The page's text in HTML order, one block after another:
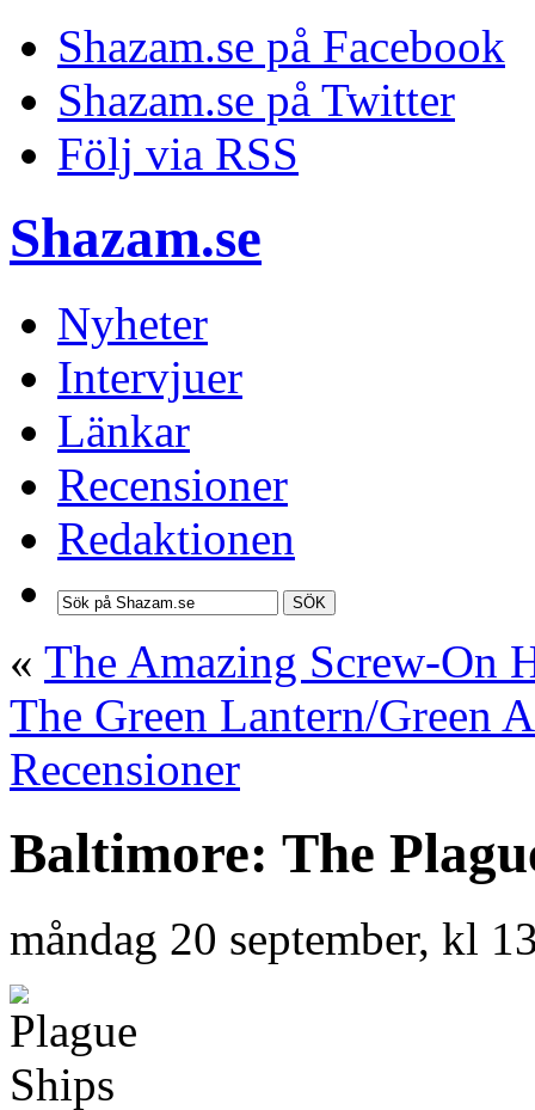
Shazam.se på Facebook
Shazam.se på Twitter
Följ via RSS
Shazam.se
Nyheter
Intervjuer
Länkar
Recensioner
Redaktionen
SÖK
« The Amazing Screw-On
The Green Lantern/Green
Recensioner
Baltimore: The
måndag 20 september, kl